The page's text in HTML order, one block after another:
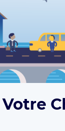
Votre